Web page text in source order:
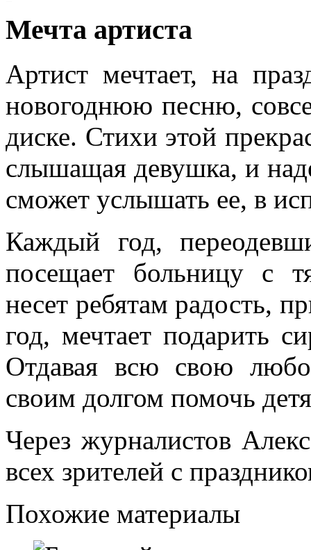
Мечта артиста
Артист мечтает, на
новогоднюю песню,
диске. Стихи этой
слышащая девушка, и
сможет услышать ее, в
Каждый год,
посещает больницу с
несет ребятам радость,
год, мечтает подарить
Отдавая всю свою
своим долгом помочь
Через журналистов
всех зрителей с
Похожие материалы